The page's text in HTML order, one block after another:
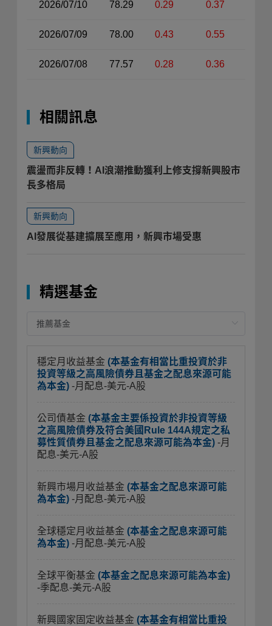
2026/07/10 78.29 0.29 0.37
2026/07/09 78.00 0.43 0.55
2026/07/08 77.57 0.28 0.36
相關訊息
新興動向
震盪而非反轉！AI浪潮推動獲利上修支撐新興股市
長多格局
新興動向
AI發展從基建擴展至應用，新興市場受惠
精選基金
穩定月收益基金 (本基金有相當比重投資於非
投資等級之高風險債券且基金之配息來源可能
為本金) -月配息-美元-A股
公司債基金 (本基金主要係投資於非投資等級
之高風險債券及符合美國Rule 144A規定之私
募性質債券且基金之配息來源可能為本金) -月
配息-美元-A股
新興市場月收益基金 (本基金之配息來源可能
為本金) -月配息-美元-A股
全球穩定月收益基金 (本基金之配息來源可能
為本金) -月配息-美元-A股
全球平衡基金 (本基金之配息來源可能為本金)
-季配息-美元-A股
新興國家固定收益基金 (本基金有相當比重投